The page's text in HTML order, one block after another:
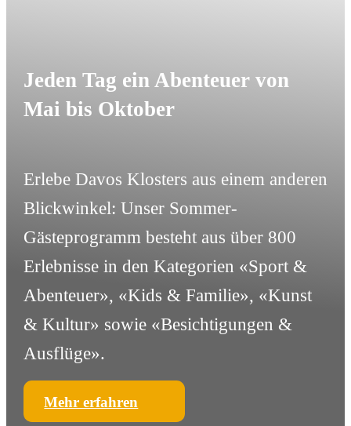
Jeden Tag ein Abenteuer von
Mai bis Oktober
Erlebe Davos Klosters aus einem anderen
Blickwinkel: Unser Sommer-
Gästeprogramm besteht aus über 800
Erlebnisse in den Kategorien «Sport &
Abenteuer», «Kids & Familie», «Kunst
& Kultur» sowie «Besichtigungen &
Ausflüge».
Mehr erfahren